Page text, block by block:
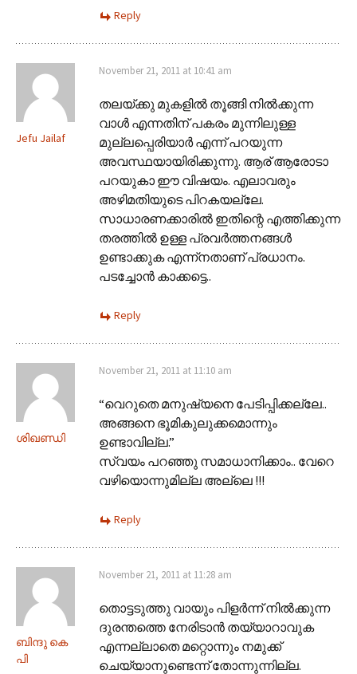
Reply
Jefu Jailaf
November 21, 2011 at 10:41 am
തലയ്ക്കു മുകളില്‍ തൂങ്ങി നില്‍ക്കുന്ന
വാള്‍ എന്നതിന് പകരം മുന്നിലുള്ള
മുല്ലപ്പെരിയാര്‍ എന്ന് പറയുന്ന
അവസ്ഥയായിരിക്കുന്നു. ആര് ആരോടാ
പറയുകാ ഈ വിഷയം. എലാവരും
അഴിമതിയുടെ പിറകയല്ലേ.
സാധാരണക്കാരില്‍ ഇതിന്റെ എത്തിക്കുന്ന
തരത്തില്‍ ഉള്ള പ്രവര്‍ത്തനങ്ങള്‍
ഉണ്ടാക്കുക എന്ന്നതാണ് പ്രധാനം.
പടച്ചോന്‍ കാക്കട്ടെ..
Reply
ശിഖണ്ഡി
November 21, 2011 at 11:10 am
“വെറുതെ മനുഷ്യനെ പേടിപ്പിക്കല്ലേ..
അങ്ങനെ ഭൂമികുലുക്കമൊന്നും
ഉണ്ടാവില്ല.”
സ്വയം പറഞ്ഞു സമാധാനിക്കാം.. വേറെ
വഴിയൊന്നുമില്ല അല്ലെ !!!
Reply
ബിന്ദു കെ
പി
November 21, 2011 at 11:28 am
തൊട്ടടുത്തു വായും പിളർന്ന് നിൽക്കുന്ന
ദുരന്തത്തെ നേരിടാൻ തയ്യാറാവുക
എന്നല്ലാതെ മറ്റൊന്നും നമുക്ക്
ചെയ്യാനുണ്ടെന്ന് തോന്നുന്നില്ല.